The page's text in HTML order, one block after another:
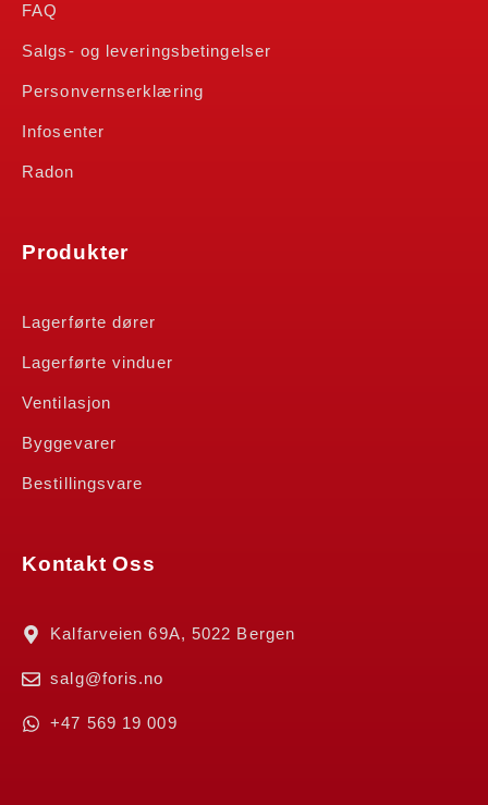
FAQ
Salgs- og leveringsbetingelser
Personvernserklæring
Infosenter
Radon
Produkter
Lagerførte dører
Lagerførte vinduer
Ventilasjon
Byggevarer
Bestillingsvare
Kontakt Oss
Kalfarveien 69A, 5022 Bergen
salg@foris.no
+47 569 19 009